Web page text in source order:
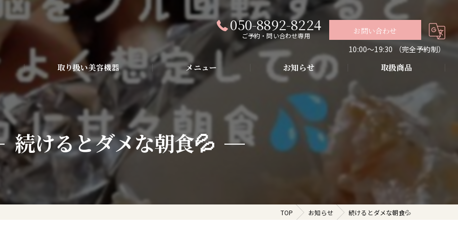
050-8892-8224
ご予約・問い合わせ専用
お問い合わせ
10:00〜19:30 （完全予約制）
取り扱い美容機器 メニュー
全身アンチエイジング
ピーリング・美容液導入・お肌の悩み改善
ダイエット・小顔・代謝アップ・肌質改善・リラクゼーション
お知らせ 取扱商品
続けるとダメな朝食💦
TOP お知らせ 続けるとダメな朝食💦